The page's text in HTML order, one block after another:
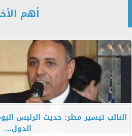
أهم
النائب تيسير مطر: حديث الرئيس
الدول...